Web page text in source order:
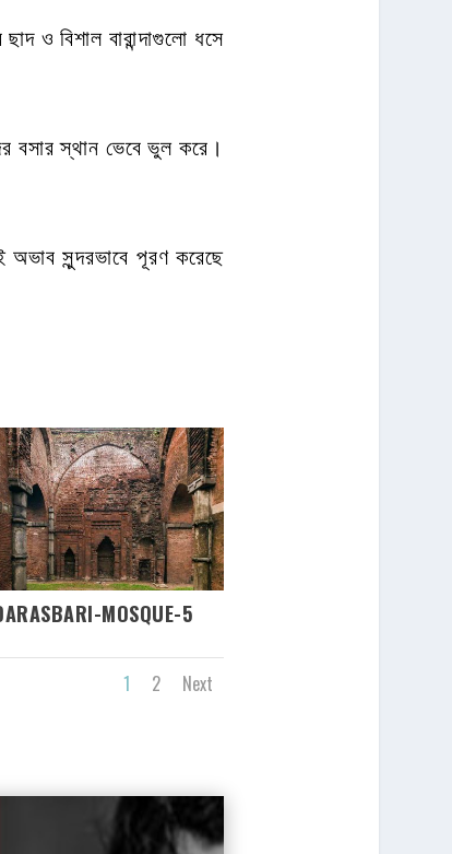
ও বিশাল বারান্দাগুলো ধসে
বসার স্থান ভেবে ভুল করে।
অভাব সুন্দরভাবে পূরণ করেছে
MOSQUE-5
1 2 Next